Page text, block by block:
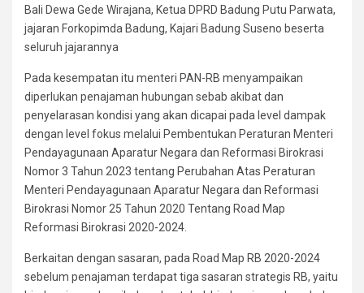
Bali Dewa Gede Wirajana, Ketua DPRD Badung Putu Parwata,
jajaran Forkopimda Badung, Kajari Badung Suseno beserta
seluruh jajarannya
Pada kesempatan itu menteri PAN-RB menyampaikan
diperlukan penajaman hubungan sebab akibat dan
penyelarasan kondisi yang akan dicapai pada level dampak
dengan level fokus melalui Pembentukan Peraturan Menteri
Pendayagunaan Aparatur Negara dan Reformasi Birokrasi
Nomor 3 Tahun 2023 tentang Perubahan Atas Peraturan
Menteri Pendayagunaan Aparatur Negara dan Reformasi
Birokrasi Nomor 25 Tahun 2020 Tentang Road Map
Reformasi Birokrasi 2020-2024.
Berkaitan dengan sasaran, pada Road Map RB 2020-2024
sebelum penajaman terdapat tiga sasaran strategis RB, yaitu